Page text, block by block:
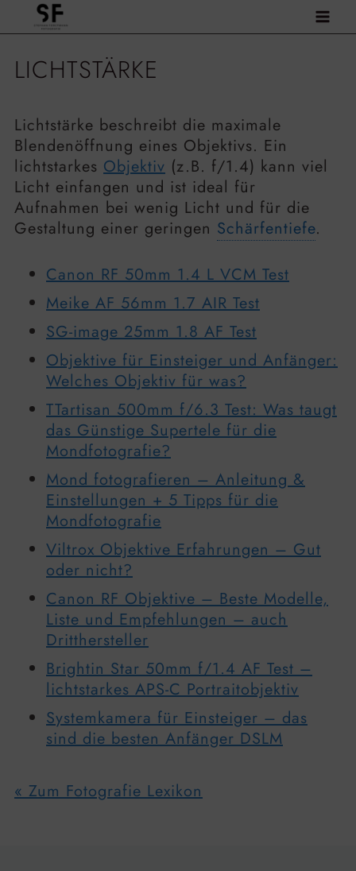
Inhalt
LICHTSTÄRKE
Lichtstärke beschreibt die maximale
Blendenöffnung eines Objektivs. Ein
lichtstarkes Objektiv (z.B. f/1.4) kann viel
Licht einfangen und ist ideal für
Aufnahmen bei wenig Licht und für die
Gestaltung einer geringen Schärfentiefe.
Canon RF 50mm 1.4 L VCM Test
Meike AF 56mm 1.7 AIR Test
SG-image 25mm 1.8 AF Test
Objektive für Einsteiger und Anfänger:
Welches Objektiv für was?
TTartisan 500mm f/6.3 Test: Was taugt
das Günstige Supertele für die
Mondfotografie?
Mond fotografieren – Anleitung &
Einstellungen + 5 Tipps für die
Mondfotografie
Viltrox Objektive Erfahrungen – Gut
oder nicht?
Canon RF Objektive – Beste Modelle,
Liste und Empfehlungen – auch
Dritthersteller
Brightin Star 50mm f/1.4 AF Test –
lichtstarkes APS-C Portraitobjektiv
Systemkamera für Einsteiger – das
sind die besten Anfänger DSLM
« Zum Fotografie Lexikon